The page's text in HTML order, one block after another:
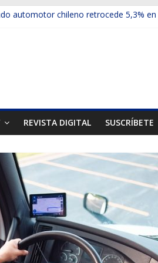
automotor chileno retrocede 5,3%
REVISTA DIGITAL SUSCRÍBETE